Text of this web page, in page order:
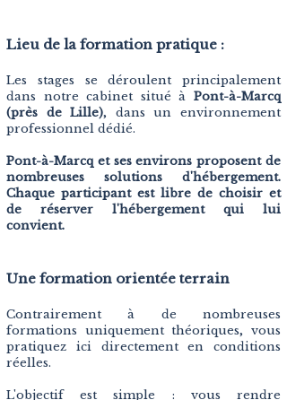
Lieu de la formation pratique :
Les stages se déroulent principalement
dans notre cabinet situé à Pont-à-Marcq
(près de Lille), dans un environnement
professionnel dédié.
Pont-à-Marcq et ses environs proposent de
nombreuses solutions d'hébergement.
Chaque participant est libre de choisir et
de réserver l'hébergement qui lui
convient.
Une formation orientée terrain
Contrairement à de nombreuses
formations uniquement théoriques, vous
pratiquez ici directement en conditions
réelles.
L'objectif est simple : vous rendre